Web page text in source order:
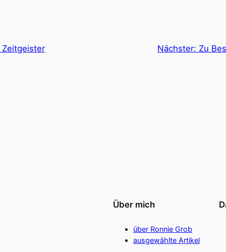
Zeitgeister Nächster: Zu
Über mich
über Ronnie Grob
ausgewählte Artikel